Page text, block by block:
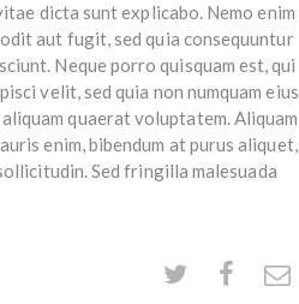
dicta sunt explicabo. Nemo enim
aut fugit, sed quia consequuntur
Neque porro quisquam est, qui
velit, sed quia non numquam eius
quaerat voluptatem. Aliquam
enim, bibendum at purus aliquet,
Sed fringilla malesuada